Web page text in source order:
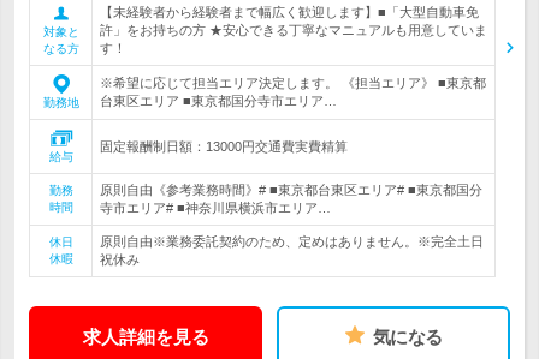
対象と
なる方
【未経験者から経験者まで幅広く歓迎します】■「大型自動車免
許」をお持ちの方 ★安心できる丁寧なマニュアルも用意していま
す！
勤務地
※希望に応じて担当エリア決定します。 《担当エリア》 ■東京都
台東区エリア ■東京都国分寺市エリア…
給与
固定報酬制日額：13000円交通費実費精算
勤務
時間
原則自由《参考業務時間》# ■東京都台東区エリア# ■東京都国分
寺市エリア# ■神奈川県横浜市エリア…
休日
休暇
原則自由※業務委託契約のため、定めはありません。※完全土日
祝休み
求人詳細を見る 気になる